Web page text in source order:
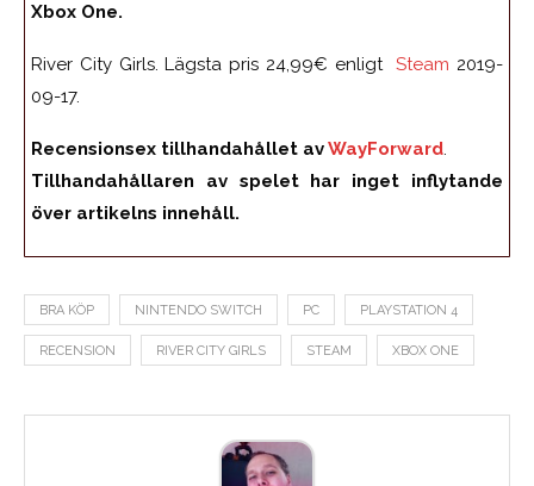
Xbox One.
River City Girls. Lägsta pris 24,99€ enligtSteam 2019-
09-17.
Recensionsex tillhandahållet avWayForward.
Tillhandahållaren av spelet har inget inflytande
över artikelns innehåll.
BRA KÖP NINTENDO SWITCH PC PLAYSTATION 4
RECENSION RIVER CITY GIRLS STEAM XBOX ONE